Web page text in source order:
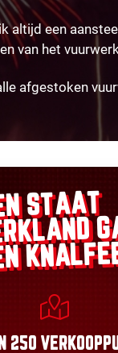
altijd een
van het vuurwerk
afgestoken
STAAT
250